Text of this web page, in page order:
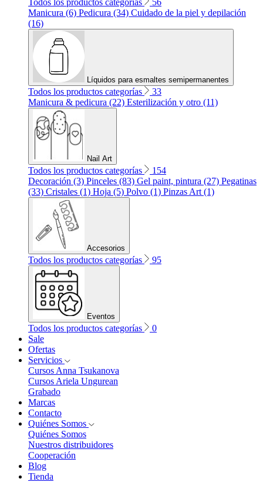
Manicura (6) Pedicura (34) Cuidado de la piel y depilación
(16)
Líquidos para esmaltes semipermanentes
Todos los productos categorías
33
Manicura & pedicura (22) Esterilización y otro (11)
Nail Art
Todos los productos categorías
154
Decoración (3) Pinceles (83) Gel paint, pintura (27) Pegatinas
(33) Cristales (1) Hoja (5) Polvo (1) Pinzas Art (1)
Accesorios
Todos los productos categorías 95
Eventos
Todos los productos categorías
0
Sale
Ofertas
Servicios
Cursos Anna Tsukanova
Cursos Ariela Ungurean
Grabado
Marcas
Contacto
Quiénes Somos
Quiénes Somos
Nuestros distribuidores
Cooperación
Blog
Tienda